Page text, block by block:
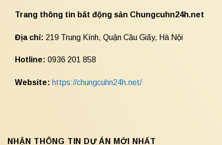
Trang thông tin bất động sản Chungcuhn24h.net
Địa chỉ: 219 Trung Kính, Quận Cầu Giấy, Hà Nội
Hotline: 0936 201 858
Website: https://chungcuhn24h.net/
NHẬN THÔNG TIN DỰ ÁN MỚI NHẤT